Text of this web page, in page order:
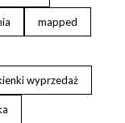
mapped
wyprzedaż